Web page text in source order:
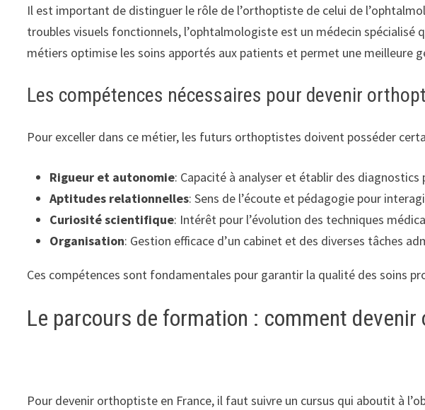
Il est important de distinguer le rôle de l’orthoptiste de celui de
troubles visuels fonctionnels, l’ophtalmologiste est un médecin
métiers optimise les soins apportés aux patients et permet une meilleure
Les compétences nécessaires pour devenir
Pour exceller dans ce métier, les futurs orthoptistes doivent posséder
Rigueur et autonomie: Capacité à analyser et établir des diagnostics
Aptitudes relationnelles: Sens de l’écoute et pédagogie pour
Curiosité scientifique: Intérêt pour l’évolution des techniques
Organisation: Gestion efficace d’un cabinet et des diverses tâches
Ces compétences sont fondamentales pour garantir la qualité des soins
Le parcours de formation : comment
Pour devenir orthoptiste en France, il faut suivre un cursus qui aboutit à